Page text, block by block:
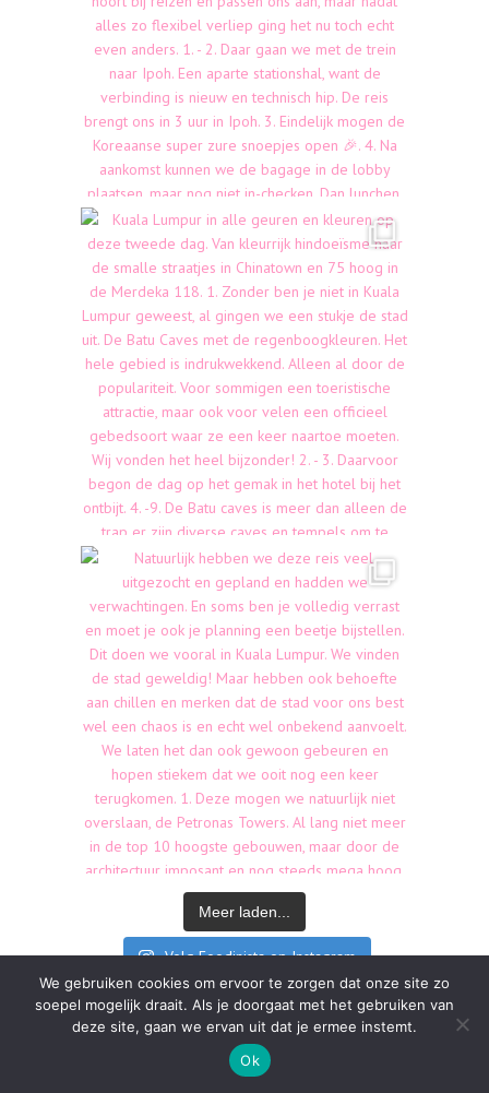
Meer laden...
Volg Foodinista op Instagram
We gebruiken cookies om ervoor te zorgen dat onze site zo
soepel mogelijk draait. Als je doorgaat met het gebruiken van
deze site, gaan we ervan uit dat je ermee instemt.
Ok